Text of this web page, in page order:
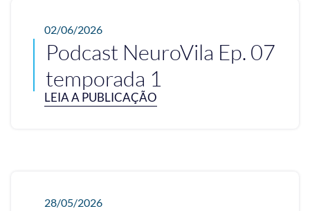
02/06/2026
Podcast NeuroVila Ep. 07
temporada 1
LEIA A PUBLICAÇÃO
28/05/2026